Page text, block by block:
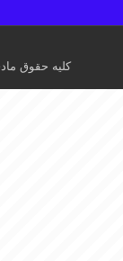
کلیه حقوق